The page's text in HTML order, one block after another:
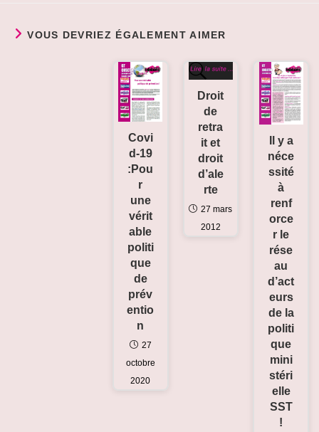
VOUS DEVRIEZ ÉGALEMENT AIMER
Il y a
néce
ssité
à
renf
orce
r le
rése
au
d’act
eurs
de la
politi
que
mini
stéri
elle
SST
!
Droit
de
retra
it et
droit
d’ale
rte
27 mars
2012
Covi
d-19
:Pou
r
une
vérit
able
politi
que
de
prév
entio
n
27
octobre
2020